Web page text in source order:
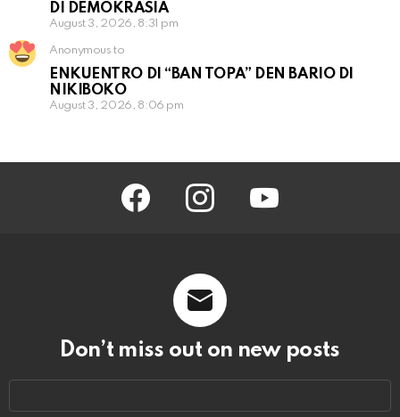
DI DEMOKRASIA
August 3, 2026, 8:31 pm
Anonymous to
ENKUENTRO DI “BAN TOPA” DEN BARIO DI
NIKIBOKO
August 3, 2026, 8:06 pm
facebook instagram youtube
Don’t miss out on new posts